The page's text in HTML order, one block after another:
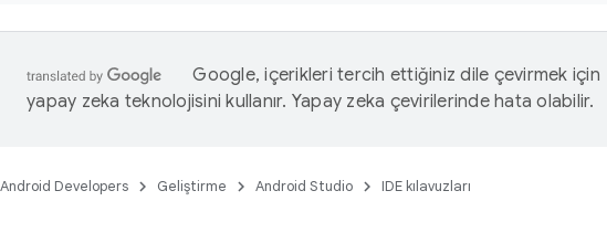
Google, içerikleri tercih ettiğiniz dile çevirmek için
yapay zeka teknolojisini kullanır. Yapay zeka çevirilerinde hata olabilir.
Android Developers Geliştirme Android Studio IDE kılavuzları